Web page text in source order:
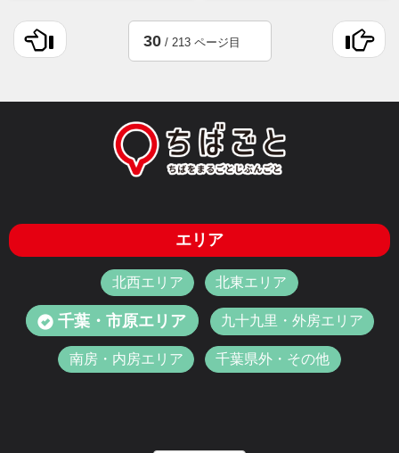
30/ 213 ページ目
エリア
北西エリア 北東エリア
千葉・市原エリア 九十九里・外房エリア
南房・内房エリア 千葉県外・その他